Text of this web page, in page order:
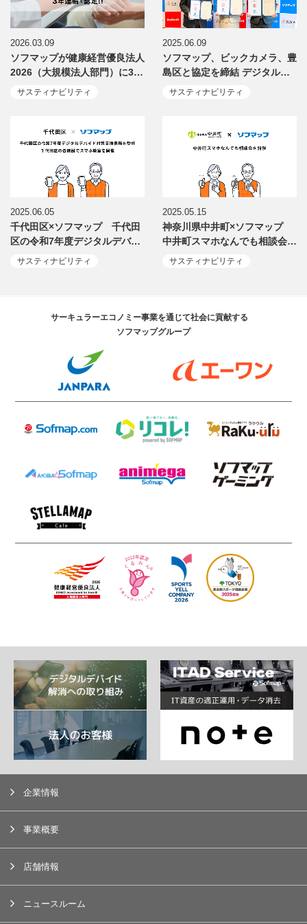
2026.03.09
ソフマップが健康経営優良法人
2026（大規模法人部門）に3…
サスティナビリティ
2025.06.09
ソフマップ、ビックカメラ、豊
島区と協定を締結 デジタル…
サスティナビリティ
2025.06.05
千代田区×ソフマップ 千代田
区の令和7年度デジタルデバ…
サスティナビリティ
2025.05.15
神奈川県中井町×ソフマップ
中井町スマホなんでも相談会…
サスティナビリティ
サーキュラーエコノミー事業を通じて社会に貢献する
ソフマップグループ
企業情報
事業概要
店舗情報
ニュースルーム